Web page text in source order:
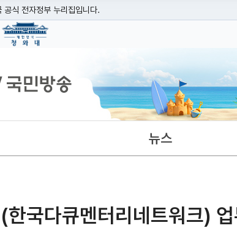
공식 전자정부 누리집입니다.
하기
다른 도메인 주소를 사용하고 있다면 아래 URL에서 도메인 주소를 확
기
뉴스
국다큐멘터리네트워크) 업